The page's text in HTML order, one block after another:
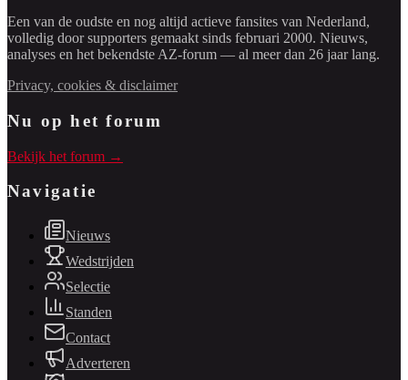
Een van de oudste en nog altijd actieve fansites van Nederland,
volledig door supporters gemaakt sinds februari 2000. Nieuws,
analyses en het bekendste AZ-forum — al meer dan 26 jaar lang.
Privacy, cookies & disclaimer
Nu op het forum
Bekijk het forum →
Navigatie
Nieuws
Wedstrijden
Selectie
Standen
Contact
Adverteren